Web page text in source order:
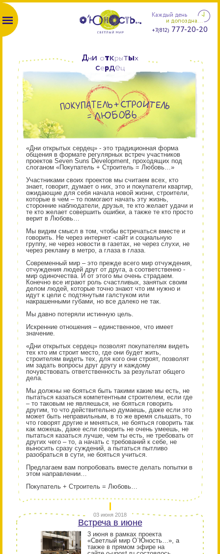
Каждый день
и допоздна...
+7(812) 777-20-20
Дни открытых
сердец
«Дни открытых сердец» - это традиционная форма
общения в формате регулярных встреч участников
проектов Seven Suns Development, проходящих под
слоганом «Покупатель + Строитель = Любовь…»
Участниками своих проектов мы считаем всех, кто
знает, говорит, думает о них, это и покупатели квартир,
ожидающие для себя начала новой жизни, строители,
которые в чем – то помогают начать эту жизнь,
сторонние наблюдатели, друзья, те кто желает удачи и
те кто желает совершить ошибки, а также те кто просто
верит в Любовь…
Мы видим смысл в том, чтобы встречаться вместе и
говорить. Не через интернет -сайт и социальную
группу, не через новости в газетах, не через слухи, не
через рекламу в метро, а глаза в глаза.
Современный мир – это прежде всего мир отчуждения,
отчуждения людей друг от друга, а соответственно -
мир одиночества. И от этого мы очень страдаем.
Конечно все играют роль счастливых, занятых своим
делом людей, которые точно знают что им нужно и
идут к цели с подтянутым галстуком или
накрашенными губами, но все далеко не так.
Мы давно потеряли истинную цель.
Искренние отношения – единственное, что имеет
значение.
«Дни открытых сердец» позволят покупателям видеть
тех кто им строит место, где они будет жить,
строителям видеть тех, для кого они строят, позволят
им задать вопросы друг другу и каждому
почувствовать ответственность за результат общего
дела.
Мы должны не бояться быть такими какие мы есть, не
пытаться казаться компетентным строителем, если где
– то таковым не являешься, не бояться говорить
другим, то что действительно думаешь, даже если это
может быть неправильным, в то же время слышать, то
что говорят другие и меняться, не бояться говорить так
как можешь, даже если говорить не очень умеешь, не
пытаться казаться лучше, чем ты есть, не требовать от
других чего – то, а начать с требований к себе, не
выносить сразу суждений, а пытаться пытливо
разобраться в сути, не бояться учиться.
Предлагаем вам попробовать вместе делать попытки в
этом направлении…
Покупатель + Строитель = Любовь…
03 июня 2018
Встреча в июне
3 июня в рамках проекта
«Светлый мир О`Юность…», а
также в прямом эфире на